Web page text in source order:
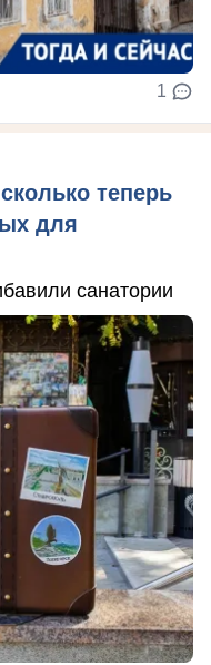
1
теперь
для
санатории